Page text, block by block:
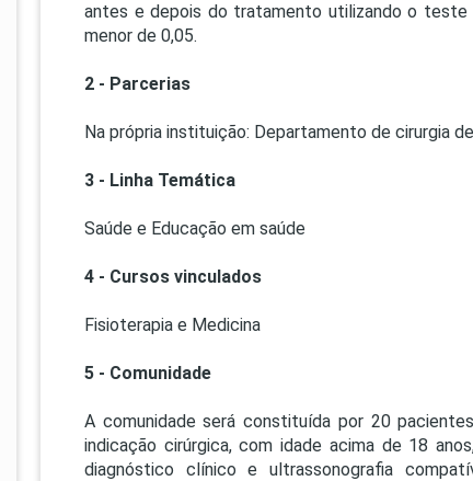
antes e depois do tratamento utilizando o teste
menor de 0,05.
2 - Parcerias
Na própria instituição: Departamento de cirurgia
3 - Linha Temática
Saúde e Educação em saúde
4 - Cursos vinculados
Fisioterapia e Medicina
5 - Comunidade
A comunidade será constituída por 20
indicação cirúrgica, com idade acima de 18
diagnóstico clínico e ultrassonografia